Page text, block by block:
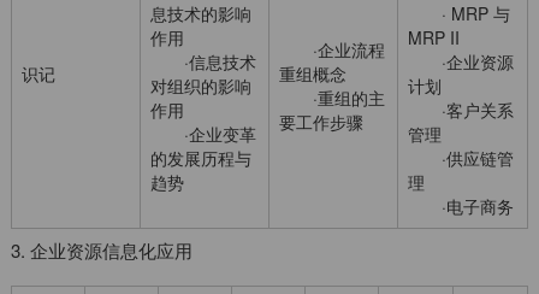
识记
息技术的影响
作用
·信息技术
对组织的影响
作用
·企业变革
的发展历程与
趋势
·企业流程
重组概念
·重组的主
要工作步骤
· MRP 与
MRP II
·企业资源
计划
·客户关系
管理
·供应链管
理
·电子商务
3. 企业资源信息化应用